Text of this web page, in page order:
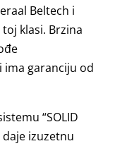
Beltech i
klasi. Brzina
ima garanciju od
“SOLID
daje izuzetnu